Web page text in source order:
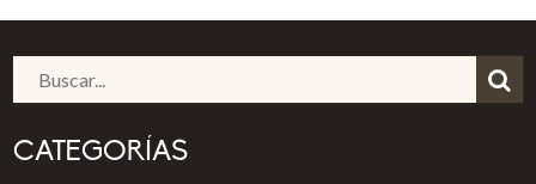
BLOG
CONTACTO
CATEGORÍAS